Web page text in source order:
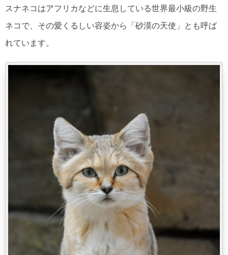
スナネコはアフリカなどに生息している世界最小級の野生
ネコで、その愛くるしい容姿から「砂漠の天使」とも呼ば
れています。